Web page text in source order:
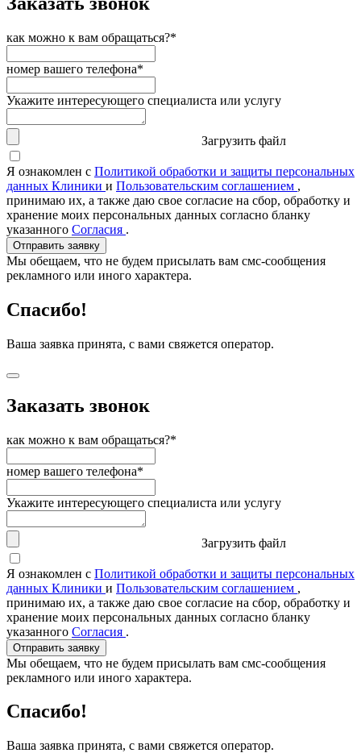
как можно к вам обращаться?*
номер вашего телефона*
Укажите интересующего специалиста или услугу
Загрузить файл
Я ознакомлен с Политикой обработки и защиты персональных
данных Клиники и Пользовательским соглашением ,
принимаю их, а также даю свое согласие на сбор, обработку и
хранение моих персональных данных согласно бланку
указанного Согласия .
Отправить заявку
Мы обещаем, что не будем присылать вам смс-сообщения
рекламного или иного характера.
Спасибо!
Ваша заявка принята, с вами свяжется оператор.
Заказать звонок
как можно к вам обращаться?*
номер вашего телефона*
Укажите интересующего специалиста или услугу
Загрузить файл
Я ознакомлен с Политикой обработки и защиты персональных
данных Клиники и Пользовательским соглашением ,
принимаю их, а также даю свое согласие на сбор, обработку и
хранение моих персональных данных согласно бланку
указанного Согласия .
Отправить заявку
Мы обещаем, что не будем присылать вам смс-сообщения
рекламного или иного характера.
Спасибо!
Ваша заявка принята, с вами свяжется оператор.